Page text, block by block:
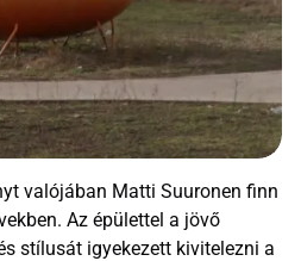
valójában Matti Suuronen finn
Az épülettel a jövő
stílusát igyekezett kivitelezni a